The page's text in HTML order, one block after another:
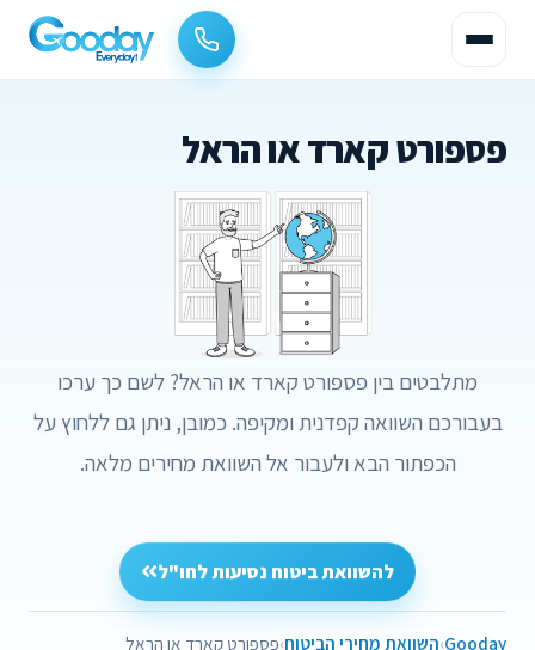
פספורט קארד או הראל
מתלבטים בין פספורט קארד או הראל? לשם כך ערכו
בעבורכם השוואה קפדנית ומקיפה. כמובן, ניתן גם ללחוץ על
הכפתור הבא ולעבור אל השוואת מחירים מלאה.
להשוואת ביטוח נסיעות לחו"ל
Gooday השוואת מחירי הביטוח פספורט קארד או הראל